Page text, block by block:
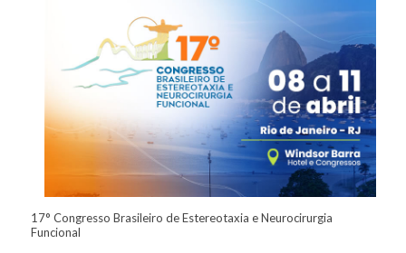
17° Congresso Brasileiro de Estereotaxia e Neurocirurgia
Funcional